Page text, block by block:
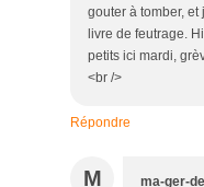
gouter à tomber,
livre de feutrage.
petits ici mardi,
<br />
Répondre
M ma-ger-de